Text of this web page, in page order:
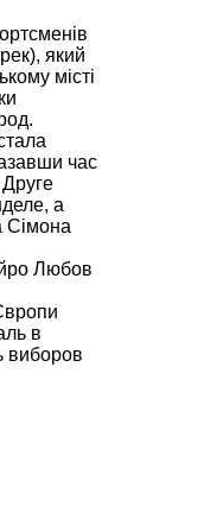
який
місті
час
Друге
а
Сімона
Любов
в
виборов